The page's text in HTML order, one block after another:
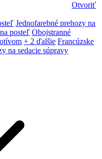
Otvoriť
Jednofarebné prehozy na
posteľ Obojstranné
+ 2 ďalšie Francúzske
na sedacie súpravy